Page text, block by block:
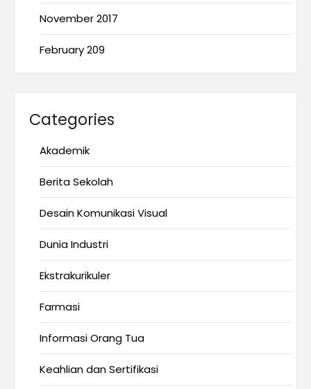
November 2017
February 209
Categories
Akademik
Berita Sekolah
Desain Komunikasi Visual
Dunia Industri
Ekstrakurikuler
Farmasi
Informasi Orang Tua
Keahlian dan Sertifikasi